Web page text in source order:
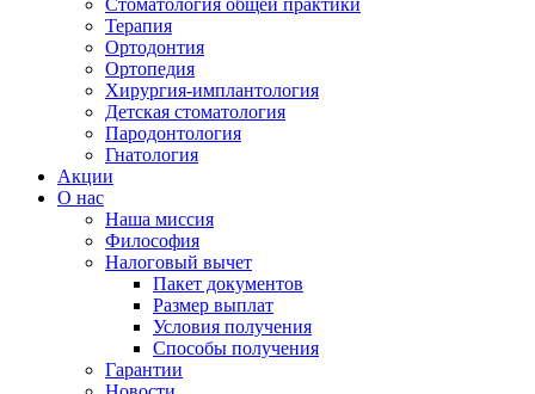
Терапия
Ортодонтия
Ортопедия
Хирургия-имплантология
Детская стоматология
Пародонтология
Гнатология
Акции
О нас
Наша миссия
Философия
Налоговый вычет
Пакет документов
Размер выплат
Условия получения
Способы получения
Гарантии